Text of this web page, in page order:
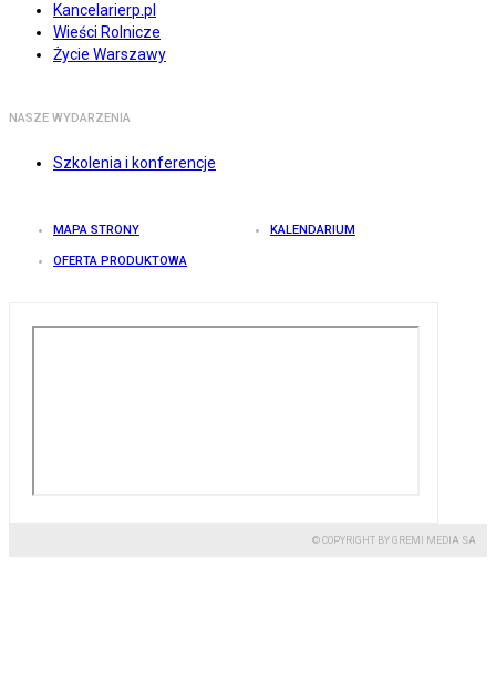
Kancelarierp.pl
Wieści Rolnicze
Życie Warszawy
NASZE WYDARZENIA
Szkolenia i konferencje
MAPA STRONY KALENDARIUM
OFERTA PRODUKTOWA
© COPYRIGHT BY GREMI MEDIA SA